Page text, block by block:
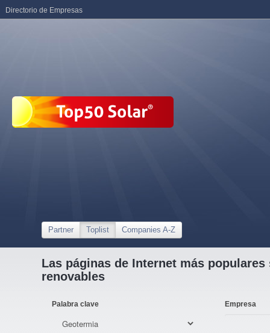
Partner Toplist Companies A-Z
Las páginas de Internet más populares
renovables
Palabra clave Empresa
Directorio de Empresas